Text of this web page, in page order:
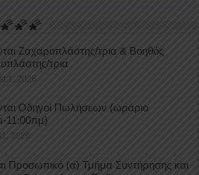
Ζαχαροπλάστης/τρια & Βοηθός
τρια
1, 2026
Οδηγοί Πωλήσεων (ωράριο
11:00πμ)
2026
Προσωπικό (α) Τμήμα Συντήρησης και